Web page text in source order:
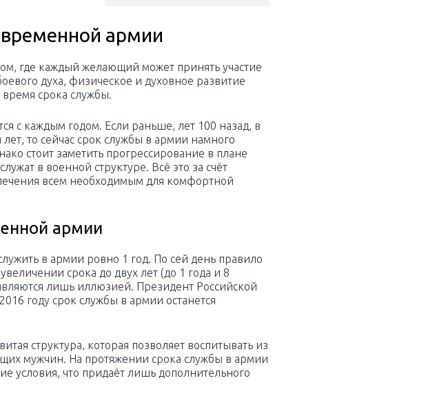
армии
где каждый желающий может принять участие
духа, физическое и духовное развитие
срока службы.
с каждым годом. Если раньше, лет 100 назад, в
то сейчас срок службы в армии намного
стоит заметить прогрессирование в плане
в военной структуре. Всё это за счёт
всем необходимым для комфортной
армии
в армии ровно 1 год. По сей день правило
срока до двух лет (до 1 года и 8
лишь иллюзией. Президент Российской
году срок службы в армии останется
структура, которая позволяет воспитывать из
мужчин. На протяжении срока службы в армии
условия, что придаёт лишь дополнительного